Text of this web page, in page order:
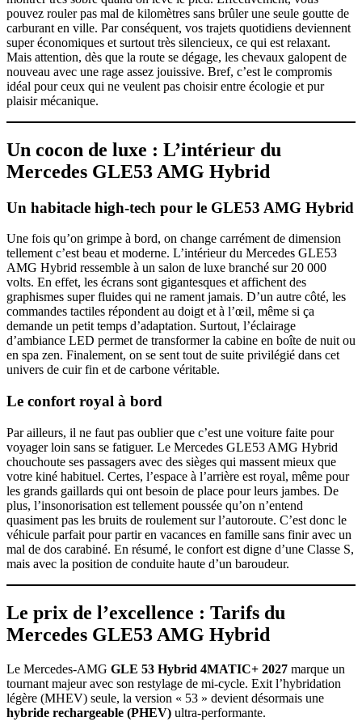
pouvez rouler pas mal de kilomètres sans brûler une seule goutte de
carburant en ville. Par conséquent, vos trajets quotidiens deviennent
super économiques et surtout très silencieux, ce qui est relaxant.
Mais attention, dès que la route se dégage, les chevaux galopent de
nouveau avec une rage assez jouissive. Bref, c’est le compromis
idéal pour ceux qui ne veulent pas choisir entre écologie et pur
plaisir mécanique.
Un cocon de luxe : L’intérieur du
Mercedes GLE53 AMG Hybrid
Un habitacle high-tech pour le GLE53 AMG Hybrid
Une fois qu’on grimpe à bord, on change carrément de dimension
tellement c’est beau et moderne. L’intérieur du Mercedes GLE53
AMG Hybrid ressemble à un salon de luxe branché sur 20 000
volts. En effet, les écrans sont gigantesques et affichent des
graphismes super fluides qui ne rament jamais. D’un autre côté, les
commandes tactiles répondent au doigt et à l’œil, même si ça
demande un petit temps d’adaptation. Surtout, l’éclairage
d’ambiance LED permet de transformer la cabine en boîte de nuit ou
en spa zen. Finalement, on se sent tout de suite privilégié dans cet
univers de cuir fin et de carbone véritable.
Le confort royal à bord
Par ailleurs, il ne faut pas oublier que c’est une voiture faite pour
voyager loin sans se fatiguer. Le Mercedes GLE53 AMG Hybrid
chouchoute ses passagers avec des sièges qui massent mieux que
votre kiné habituel. Certes, l’espace à l’arrière est royal, même pour
les grands gaillards qui ont besoin de place pour leurs jambes. De
plus, l’insonorisation est tellement poussée qu’on n’entend
quasiment pas les bruits de roulement sur l’autoroute. C’est donc le
véhicule parfait pour partir en vacances en famille sans finir avec un
mal de dos carabiné. En résumé, le confort est digne d’une Classe S,
mais avec la position de conduite haute d’un baroudeur.
Le prix de l’excellence : Tarifs du
Mercedes GLE53 AMG Hybrid
Le Mercedes-AMG GLE 53 Hybrid 4MATIC+ 2027 marque un
tournant majeur avec son restylage de mi-cycle. Exit l’hybridation
légère (MHEV) seule, la version « 53 » devient désormais une
hybride rechargeable (PHEV) ultra-performante.